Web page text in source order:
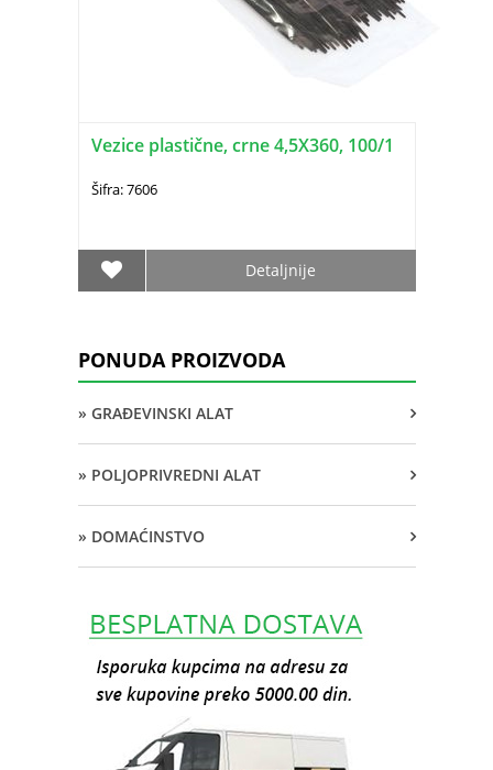
Vezice plastične, crne 4,5X360, 100/1
Šifra: 7606
Detaljnije
PONUDA PROIZVODA
» GRAĐEVINSKI ALAT
» POLJOPRIVREDNI ALAT
» DOMAĆINSTVO